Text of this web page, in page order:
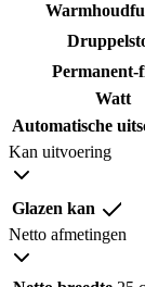
Permanent-
Watt
Automatische
Kan uitvoering
Glazen kan
Netto afmetingen